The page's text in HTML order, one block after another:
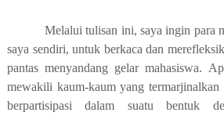
Melalui tulisan ini, saya ingin para
saya sendiri, untuk berkaca dan
pantas menyandang gelar mahasiswa.
mewakili kaum-kaum yang
berpartisipasi dalam suatu bentuk